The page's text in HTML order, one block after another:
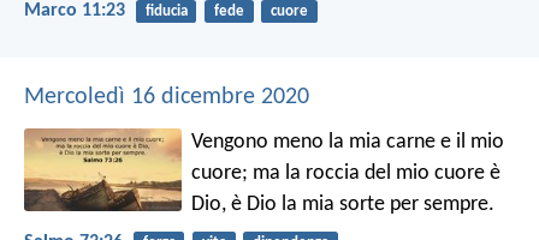
Marco 11:23 fiducia fede cuore
Mercoledì 16 dicembre 2020
Vengono meno la mia carne e il mio
cuore; ma la roccia del mio cuore è
Dio, è Dio la mia sorte per sempre.